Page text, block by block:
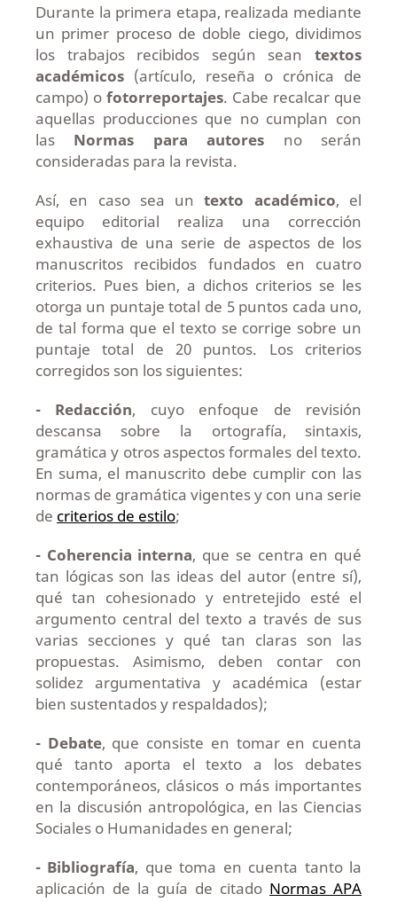
Durante la primera etapa, realizada mediante
un primer proceso de doble ciego, dividimos
los trabajos recibidos según seantextos
académicos(artículo, reseña o crónica de
campo) o fotorreportajes. Cabe recalcar que
aquellas producciones que no cumplan con
las Normas para autores no serán
consideradas para la revista.
Así, en caso sea untexto académico, el
equipo editorial realiza una corrección
exhaustiva de una serie de aspectos de los
manuscritos recibidos fundados en cuatro
criterios. Pues bien, a dichos criterios se les
otorga un puntaje total de 5 puntos cada uno,
de tal forma que el texto se corrige sobre un
puntaje total de 20 puntos. Los criterios
corregidos son los siguientes:
- Redacción, cuyo enfoque de revisión
descansa sobre la ortografía, sintaxis,
gramática y otros aspectos formales del texto.
En suma, el manuscrito debe cumplir con las
normas de gramática vigentes y con una serie
de criterios de estilo;
- Coherencia interna, que se centra en qué
tan lógicas son las ideas del autor (entre sí),
qué tan cohesionado y entretejido esté el
argumento central del texto a través de sus
varias secciones y qué tan claras son las
propuestas. Asimismo, deben contar con
solidez argumentativa y académica (estar
bien sustentados y respaldados);
- Debate, que consiste en tomar en cuenta
qué tanto aporta el texto a los debates
contemporáneos, clásicos o más importantes
en la discusión antropológica, en las Ciencias
Sociales o Humanidades en general;
- Bibliografía, que toma en cuenta tanto la
aplicación de la guía de citado Normas APA